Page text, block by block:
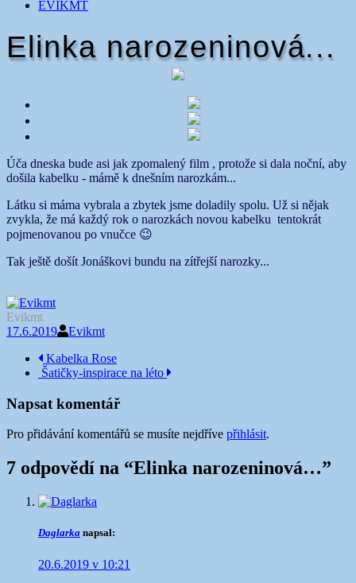
EVIKMT
Elinka narozeninová...
Úča dneska bude asi jak zpomalený film ​​​​​​​, protože si dala noční, aby
došila kabelku - mámě k dnešním narozkám...
Látku si máma vybrala a zbytek jsme doladily spolu. Už si nějak
zvykla, že má každý rok o narozkách novou kabelku ​​​​​​​ tentokrát
pojmenovanou po vnučce 😉
Tak ještě došít Jonáškovi bundu na zítřejší narozky...
Evikmt
17.6.2019
Evikmt
Navigace
příspěvku
Kabelka Rose
Šatičky-inspirace na léto
Napsat komentář
Pro přidávání komentářů se musíte nejdříve přihlásit.
7 odpovědí na “Elinka narozeninová…”
Daglarka napsal:
20.6.2019 v 10:21